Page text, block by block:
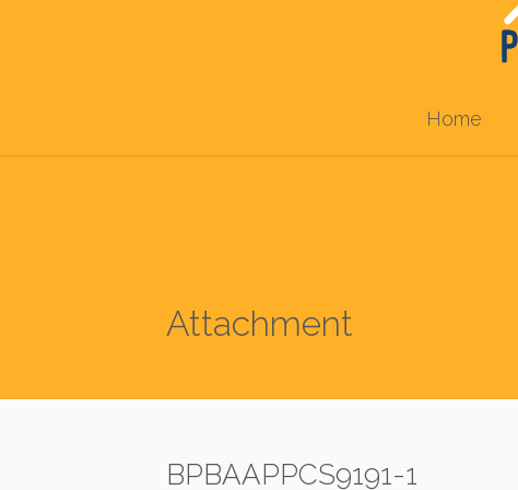
Home
Attachment
BPBAAPPCS9191-1